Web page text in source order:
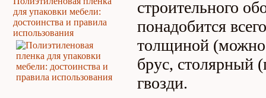
для упаковки мебели:
достоинства и правила
использования
строительного
понадобится
толщиной (можно
брус, столярный
гвозди.